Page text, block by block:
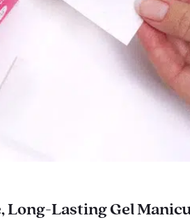
Long-Lasting Gel